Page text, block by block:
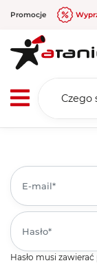
Promocje
Hasło musi